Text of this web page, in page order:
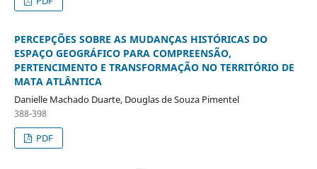
PERCEPÇÕES SOBRE AS MUDANÇAS HISTÓRICAS DO
ESPAÇO GEOGRÁFICO PARA COMPREENSÃO,
PERTENCIMENTO E TRANSFORMAÇÃO NO TERRITÓRIO DE
MATA ATLÂNTICA
Danielle Machado Duarte, Douglas de Souza Pimentel
388-398
PDF